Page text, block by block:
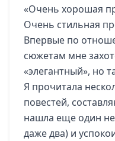
«Очень хорошая
Очень стильная
Впервые по
сюжетам мне
«элегантный», но
Я прочитала
повестей,
нашла еще один
даже два) и